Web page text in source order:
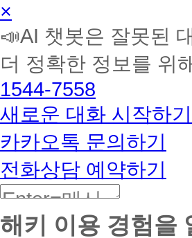
AI
학
습
토
커
BETA
×
📣AI 챗봇은 잘못된
더 정확한 정보를 위
1544-7558
새로운 대화 시작하기
카카오톡 문의하기
전화상담 예약하기
해키 이용 경험을